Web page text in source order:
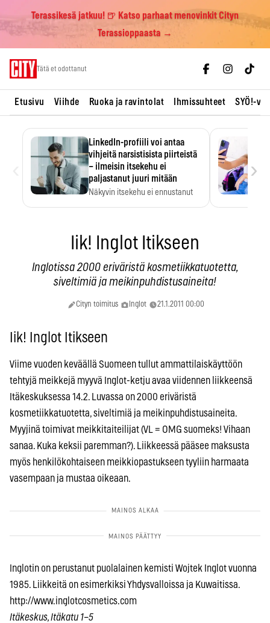
Terassikesä jatkuu! 🍺 Katso parhaat menovinkit Cityn
Terassioppaasta →
Tätä et odottanut
Etusivu Viihde Ruoka ja ravintolat Ihmissuhteet SYÖ!-
LinkedIn-profiili voi antaa
vihjeitä narsistisista piirteistä
– ilmeisin itsekehu ei
paljastanut juuri mitään
Näkyvin itsekehu ei ennustanut
›
Iik! Inglot Itikseen
Inglotissa 2000 eriväristä kosmetiikkatuotetta,
siveltimiä ja meikinpuhdistusaineita!
Cityn toimitus Inglot 21.1.2011 00:00
Iik! Inglot Itikseen
Viime vuoden keväällä Suomeen tullut ammattilaiskäyttöön
tehtyjä meikkejä myyvä Inglot-ketju avaa viidennen liikkeensä
Itäkeskuksessa 14.2. Luvassa on 2000 eriväristä
kosmetiikkatuotetta, siveltimiä ja meikinpuhdistusaineita.
Myyjinä toimivat meikkitaiteilijat (VL = OMG suomeks! Vihaan
sanaa. Kuka keksii paremman?). Liikkeessä pääsee maksusta
myös henkilökohtaiseen meikkiopastukseen tyyliin harmaata
vasempaan ja mustaa oikeaan.
Inglotin on perustanut puolalainen kemisti Wojtek Inglot vuonna
1985. Liikkeitä on esimerkiksi Yhdysvalloissa ja Kuwaitissa.
http://www.inglotcosmetics.com
Itäkeskus, Itäkatu 1–5